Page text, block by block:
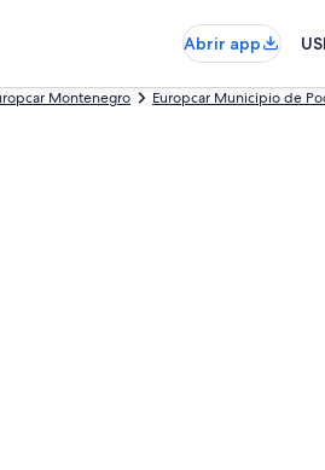
Abrir app
Montenegro Europcar Municipio de